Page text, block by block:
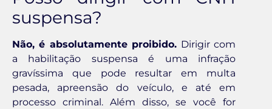
suspensa?
Não, é absolutamente proibido. Dirigir com
a habilitação suspensa é uma infração
gravíssima que pode resultar em multa
pesada, apreensão do veículo, e até em
processo criminal. Além disso, se você for